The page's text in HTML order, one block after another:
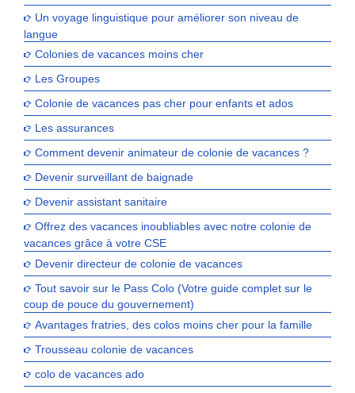
Un voyage linguistique pour améliorer son niveau de
langue
Colonies de vacances moins cher
Les Groupes
Colonie de vacances pas cher pour enfants et ados
Les assurances
Comment devenir animateur de colonie de vacances ?
Devenir surveillant de baignade
Devenir assistant sanitaire
Offrez des vacances inoubliables avec notre colonie de
vacances grâce à votre CSE
Devenir directeur de colonie de vacances
Tout savoir sur le Pass Colo (Votre guide complet sur le
coup de pouce du gouvernement)
Avantages fratries, des colos moins cher pour la famille
Trousseau colonie de vacances
colo de vacances ado